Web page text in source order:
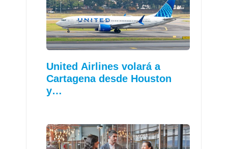
United Airlines volará a
Cartagena desde Houston
y…